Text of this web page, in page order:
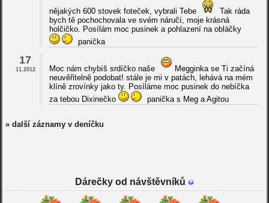
nějakých 600 stovek foteček, vybrali Tebe
Tak ráda
bych tě pochochovala ve svém náručí, moje krásná
holčičko. Posílám moc pusinek a pohlazení na obláčky
panička
17
11.2012 Moc nám chybíš srdíčko naše
Megginka se Ti začíná
neuvěřitelně podobat! stále je mi v patách, lehává na mém
klíně zrovínky jako ty. Posíláme moc pusinek do nebíčka
za tebou Dixinečko
panička s Meg a Agitou
» další záznamy v deníčku
Dárečky od návštěvníků